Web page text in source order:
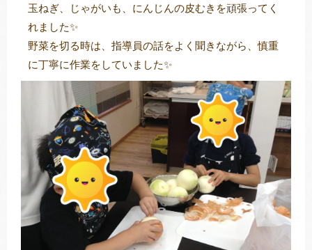
玉ねぎ、じゃがいも、にんじんの皮むきを頑張ってく
れました✨
野菜を切る時は、指導員の話をよく聞きながら、慎重
に丁寧に作業をしていました✨